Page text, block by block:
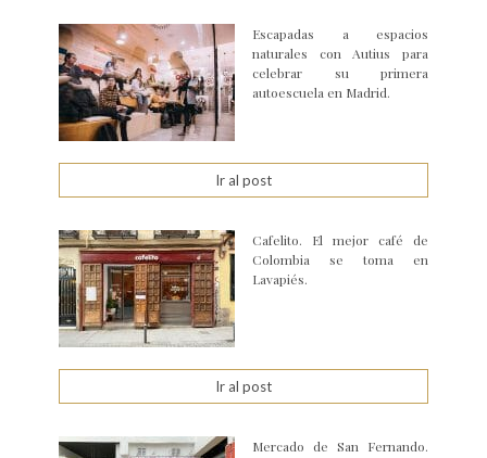
Escapadas a espacios
naturales con Autius para
celebrar su primera
autoescuela en Madrid.
Ir al post
Cafelito. El mejor café de
Colombia se toma en
Lavapiés.
Ir al post
Mercado de San Fernando.